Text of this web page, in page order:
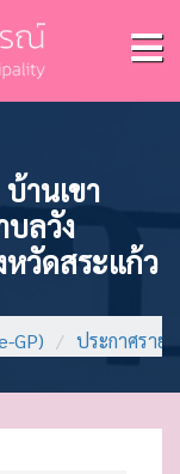
านเขา
บลวัง
วัดสระแก้ว
GP) / ประกาศราย